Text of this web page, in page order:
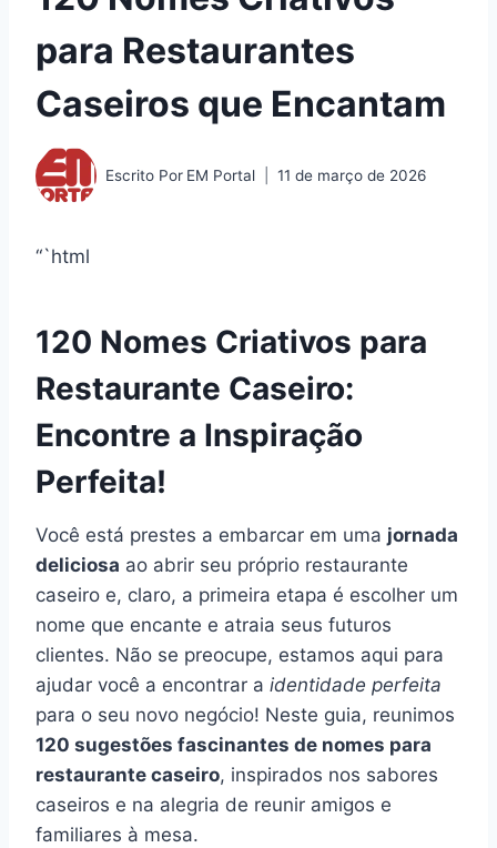
para Restaurantes
Caseiros que Encantam
Escrito Por EM Portal 11 de março de 2026
“`html
120 Nomes Criativos para
Restaurante Caseiro:
Encontre a Inspiração
Perfeita!
Você está prestes a embarcar em uma jornada
deliciosa ao abrir seu próprio restaurante
caseiro e, claro, a primeira etapa é escolher um
nome que encante e atraia seus futuros
clientes. Não se preocupe, estamos aqui para
ajudar você a encontrar a identidade perfeita
para o seu novo negócio! Neste guia, reunimos
120 sugestões fascinantes de nomes para
restaurante caseiro, inspirados nos sabores
caseiros e na alegria de reunir amigos e
familiares à mesa.